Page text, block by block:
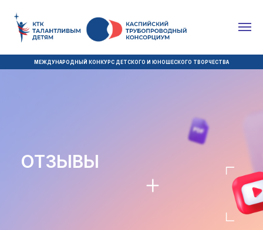
МЕЖДУНАРОДНЫЙ КОНКУРС ДЕТСКОГО И ЮНОШЕСКОГО ТВОРЧЕСТВА
ОТЗЫВЫ